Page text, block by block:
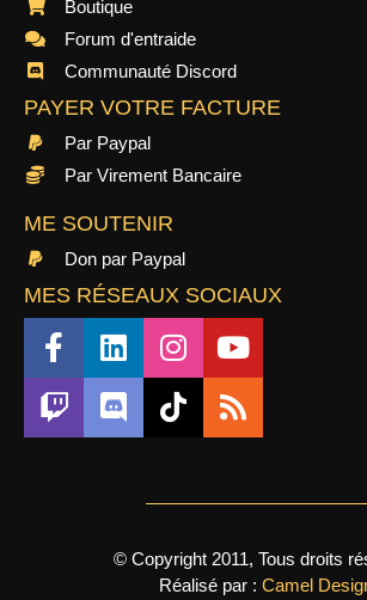
Boutique
Forum d'entraide
Communauté Discord
PAYER VOTRE FACTURE
Par Paypal
Par Virement Bancaire
ME SOUTENIR
Don par Paypal
MES RÉSEAUX SOCIAUX
© Copyright 2011, Tous droits
Réalisé par : Camel